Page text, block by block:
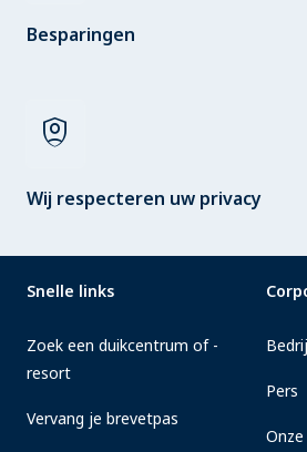
Besparingen
shield_person
Wij respecteren uw privacy
Snelle links
Zoek een duikcentrum of -
resort
Vervang je brevetpas
Pers